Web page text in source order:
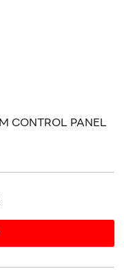
CONTROL PANEL